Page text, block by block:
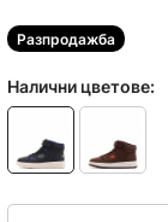
Разпродажба
Налични цветове: